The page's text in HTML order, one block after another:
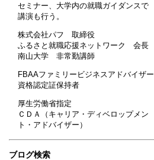
セミナー、大学内の就職ガイダンスで
講演も行う。
株式会社パフ 取締役
ふるさと就職応援ネットワーク 会長
南山大学 非常勤講師
FBAAファミリービジネスアドバイザー
資格認定証保持者
厚生労働省指定
ＣＤＡ（キャリア・ディベロップメン
ト・アドバイザー）
ブログ検索